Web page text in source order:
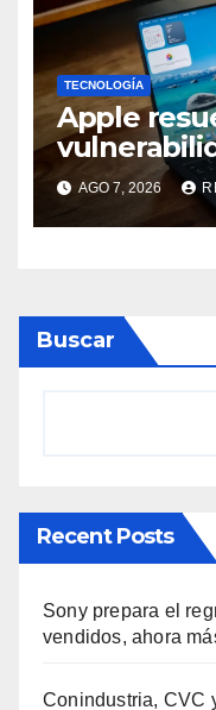
TECNOLOGÍA
Apple
macOS:
ahora
AGO 7, 2026
Buscar
Recent Posts
Sony prepara el
vendidos, ahora
Conindustria, CVC